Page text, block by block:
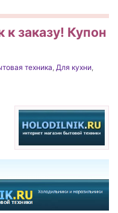
заказу! Купон
техника, Для кухни,